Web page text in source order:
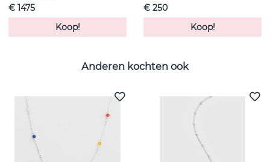
€ 1475
Koop!
€ 250
Koop!
Anderen kochten ook